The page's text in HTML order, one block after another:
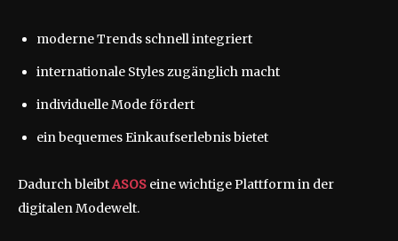
moderne Trends schnell integriert
internationale Styles zugänglich macht
individuelle Mode fördert
ein bequemes Einkaufserlebnis bietet
Dadurch bleibtASOS eine wichtige Plattform in der
digitalen Modewelt.